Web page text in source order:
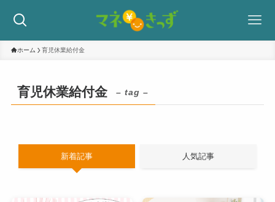
ホーム 育児休業給付金
育児休業給付金 – tag –
新着記事 人気記事